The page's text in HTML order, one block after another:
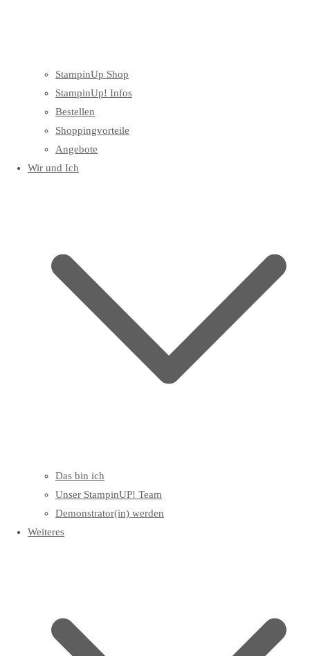
StampinUp Shop
StampinUp! Infos
Bestellen
Shoppingvorteile
Angebote
Wir und Ich
Das bin ich
Unser StampinUP! Team
Demonstrator(in) werden
Weiteres